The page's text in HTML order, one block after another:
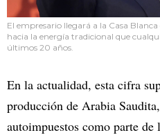
El empresario llegará a la Casa
hacia la energía tradicional que
últimos 20 años.
En la actualidad, esta cifra
producción de Arabia
autoimpuestos como parte de